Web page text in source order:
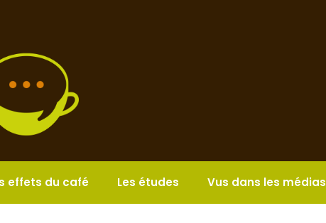
effets du café Les études Vus dans les médias